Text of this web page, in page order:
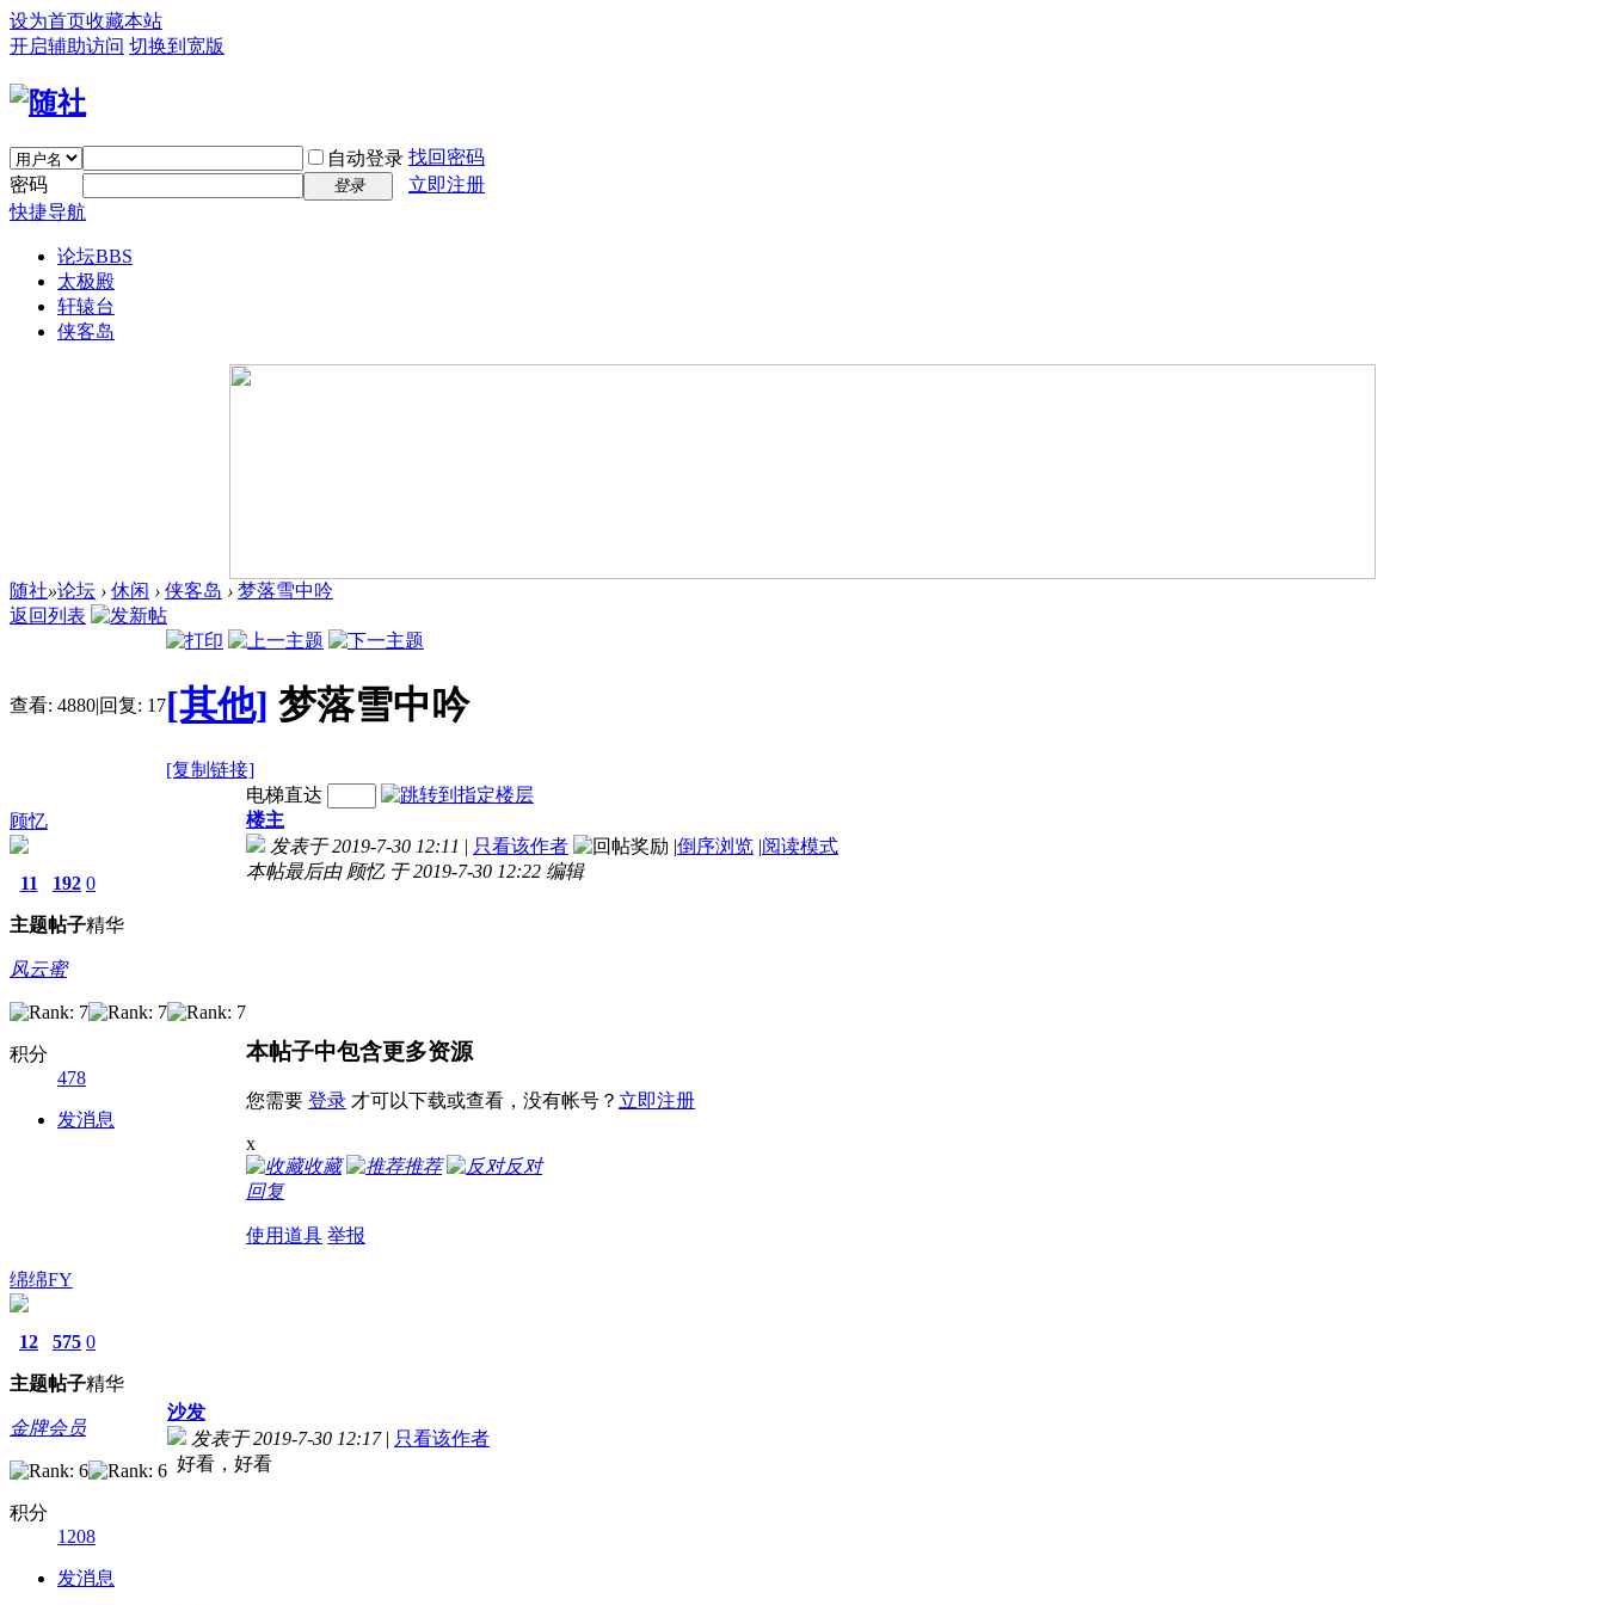
设为首页收藏本站
开启辅助访问 切换到宽版
自动登录 找回密码
密码
登录
立即注册
快捷导航
论坛BBS
太极殿
轩辕台
侠客岛
随社»论坛 › 休闲 › 侠客岛 › 梦落雪中吟
返回列表
查看: 4880|回复: 17[其他] 梦落雪中吟
[复制链接]
顾忆
11
主题
192
帖子
0
精华
风云蜜
积分
478
发消息
电梯直达
楼主
发表于 2019-7-30 12:11 | 只看该作者 |倒序浏览 |阅读模式
本帖最后由 顾忆 于 2019-7-30 12:22 编辑
本帖子中包含更多资源
您需要 登录 才可以下载或查看，没有帐号？ 立即注册
x
收藏
推荐
反对
回复
使用道具 举报
绵绵FY
12
主题
575
帖子
0
精华
金牌会员
积分
1208
发消息
沙发
发表于 2019-7-30 12:17 | 只看该作者
好看，好看